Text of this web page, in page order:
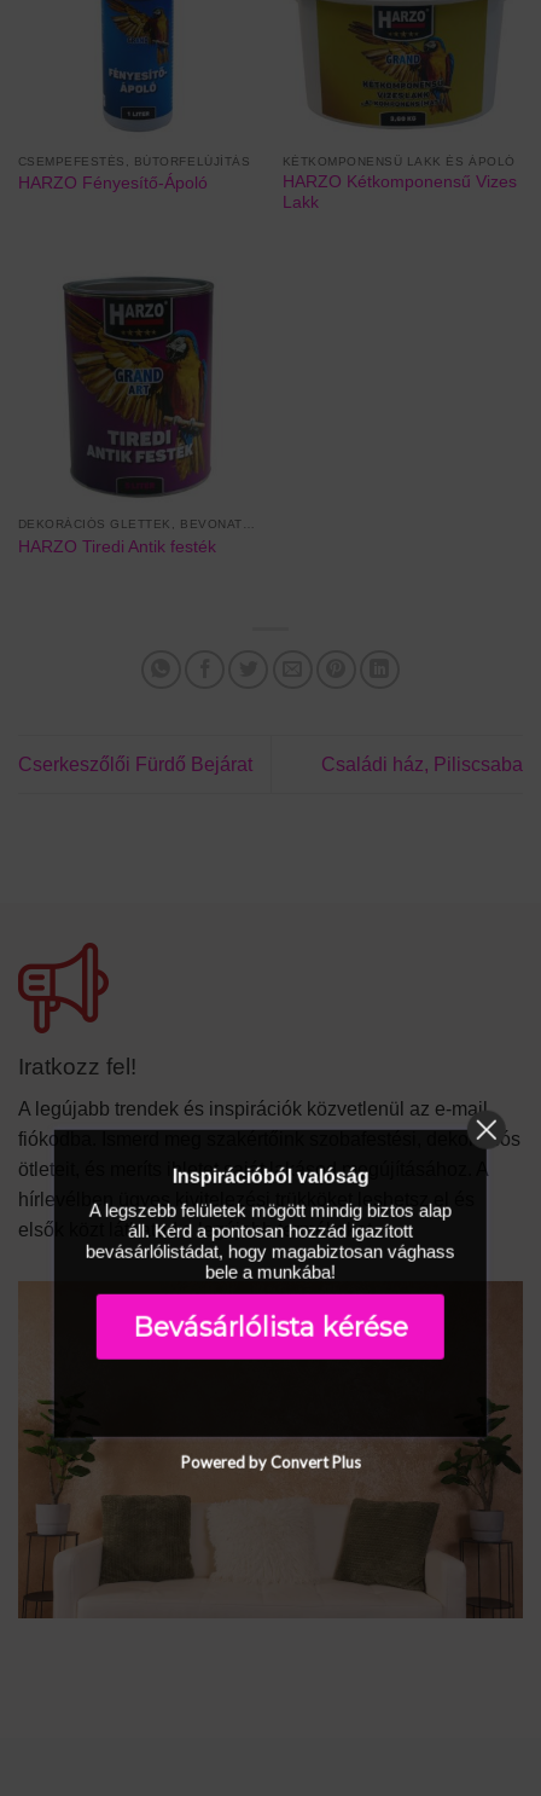
CSEMPEFESTÉS, BÚTORFELÚJÍTÁS
HARZO Fényesítő-Ápoló
KÉTKOMPONENSŰ LAKK ÉS ÁPOLÓ
HARZO Kétkomponensű Vizes
Lakk
HARZO Tiredi Antik festék
Cserkeszőlői Fürdő Bejárat Családi ház, Piliscsaba
Iratkozz fel!
A legújabb trendek és inspirációk közvetlenül az e-mail
fiókodba. Ismerd meg szakértőink szobafestési, dekorációs
ötleteit, és meríts ihletet saját lakásod megújításához. A
hírlevélben ügyes kivitelezési trükköket leshetsz el és
elsők közt láthatod a legújabb termékeket.
Inspirációból valóság
A legszebb felületek mögött mindig biztos alap
áll. Kérd a pontosan hozzád igazított
bevásárlólistádat, hogy magabiztosan vághass
bele a munkába!
Bevásárlólista kérése
Powered by Convert Plus